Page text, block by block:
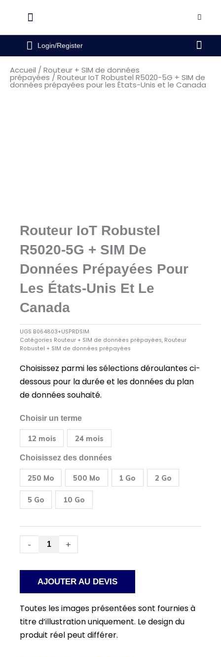
contenuFlyout
Menu
Login/Register
Accueil / Routeur + SIM de données
prépayées / Routeur IoT Robustel R5020-5G + SIM de
données prépayées pour les États-Unis et le Canada
Routeur IoT Robustel
R5020-5G + SIM De
Données Prépayées Pour
Les États-Unis Et Le
Canada
UGS B064803+USPRDSIM
Catégories Routeur + SIM de données prépayées, Routeur
Robustel + SIM de données prépayées
Choisissez parmi les sélections déroulantes ci-
dessous pour la durée et les données du plan
de données souhaité.
Choisir un terme
12 mois 24 mois
Choisissez des données
250 Mo 500 Mo 1 Go 2 Go
5 Go 10 Go
-
quantité
de
Routeur
IoT
Robustel
R5020-
SIM
de
données
prépayées
les
+
AJOUTER AU DEVIS
Toutes les images présentées sont fournies à
titre d’illustration uniquement. Le design du
produit réel peut différer.